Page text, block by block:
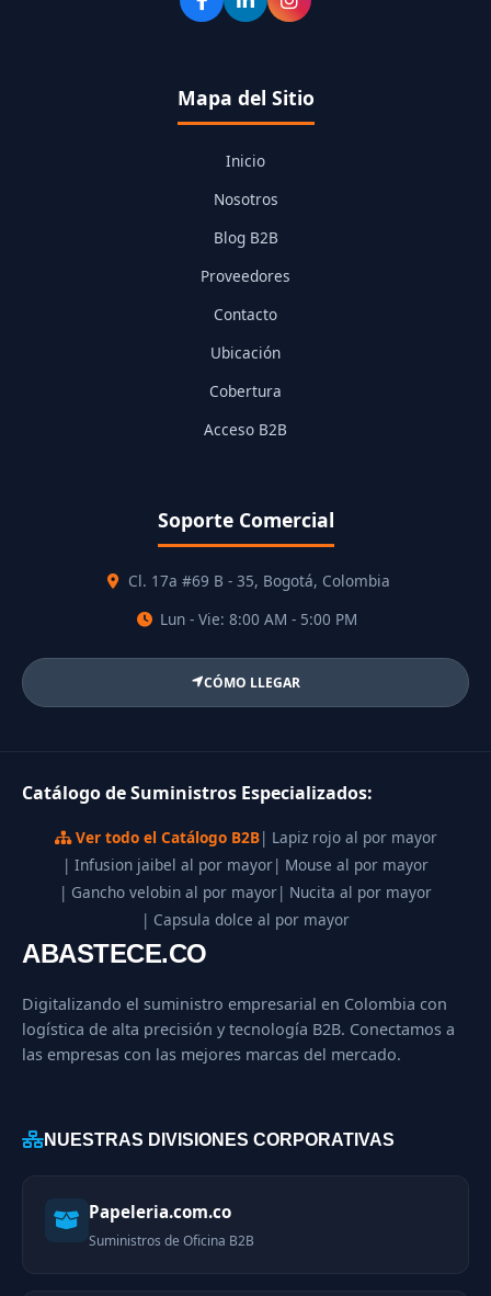
Mapa del Sitio
Inicio
Nosotros
Blog B2B
Proveedores
Contacto
Ubicación
Cobertura
Acceso B2B
Soporte Comercial
Cl. 17a #69 B - 35, Bogotá, Colombia
Lun - Vie: 8:00 AM - 5:00 PM
CÓMO LLEGAR
Catálogo de Suministros Especializados:
Ver todo el Catálogo B2B| Lapiz rojo al por mayor
| Infusion jaibel al por mayor| Mouse al por mayor
| Gancho velobin al por mayor| Nucita al por mayor
| Capsula dolce al por mayor
ABASTECE.CO
Digitalizando el suministro empresarial en Colombia con
logística de alta precisión y tecnología B2B. Conectamos a
las empresas con las mejores marcas del mercado.
NUESTRAS DIVISIONES CORPORATIVAS
Papeleria.com.co
Suministros de Oficina B2B